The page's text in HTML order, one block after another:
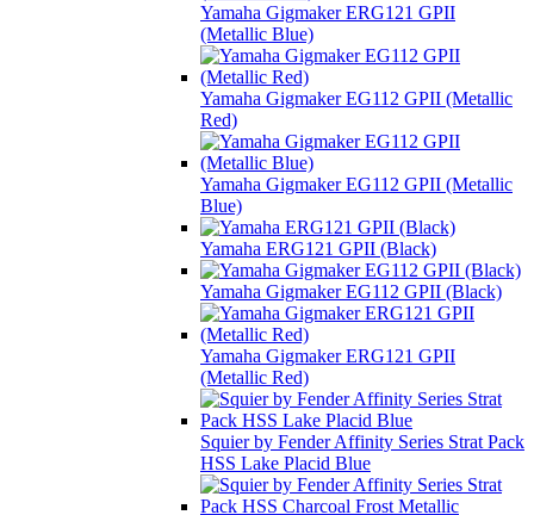
Yamaha Gigmaker ERG121 GPII
(Metallic Blue)
Yamaha Gigmaker EG112 GPII (Metallic
Red)
Yamaha Gigmaker EG112 GPII (Metallic
Blue)
Yamaha ERG121 GPII (Black)
Yamaha Gigmaker EG112 GPII (Black)
Yamaha Gigmaker ERG121 GPII
(Metallic Red)
Squier by Fender Affinity Series Strat Pack
HSS Lake Placid Blue